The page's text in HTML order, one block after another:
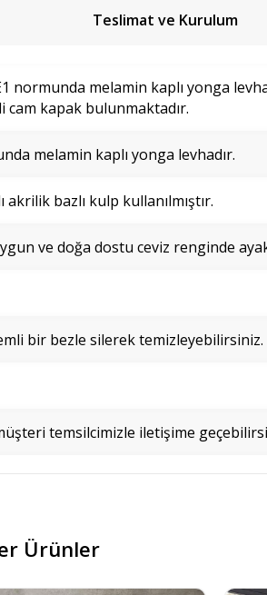
Teslimat ve Kurulum
normunda melamin kaplı yonga
kapak bulunmaktadır.
melamin kaplı yonga levhadır.
akrilik bazlı kulp kullanılmıştır.
ve doğa dostu ceviz renginde ayak
bir bezle silerek temizleyebilirsiniz.
temsilcimizle iletişime
Ürünler